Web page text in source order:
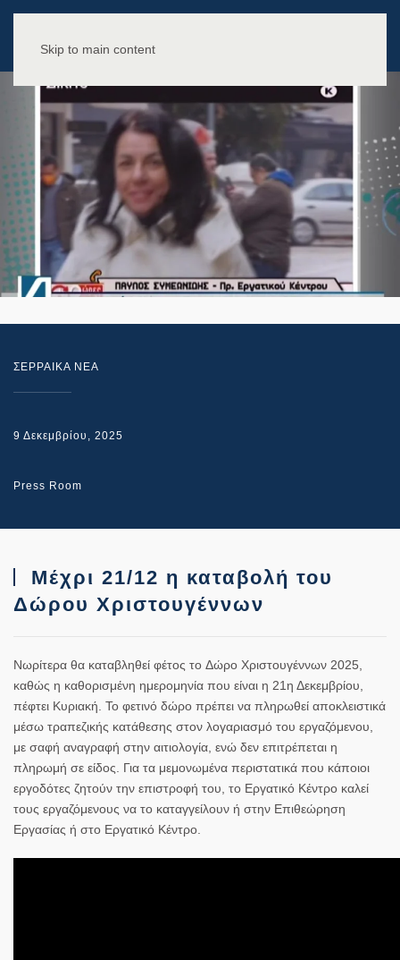
Skip to main content
ΣΕΡΡΑΙΚΑ ΝΕΑ
9 Δεκεμβρίου, 2025
Press Room
Μέχρι 21/12 η καταβολή του
Δώρου Χριστουγέννων
Νωρίτερα θα καταβληθεί φέτος το Δώρο Χριστουγέννων 2025
καθώς η καθορισμένη ημερομηνία που είναι η 21η Δεκεμβρίου
πέφτει Κυριακή. Το φετινό δώρο πρέπει να πληρωθεί αποκλειστικά
μέσω τραπεζικής κατάθεσης στον λογαριασμό του εργαζόμενου,
με σαφή αναγραφή στην αιτιολογία, ενώ δεν επιτρέπεται η
πληρωμή σε είδος . Για τα μεμονωμένα περιστατικά που κάποιοι
εργοδότες ζητούν την επιστροφή του, το Εργατικό Κέντρο καλεί
τους εργαζόμενους να το καταγγείλουν ή στην Επιθεώρηση
Εργασίας ή στο Εργατικό Κέντρο.